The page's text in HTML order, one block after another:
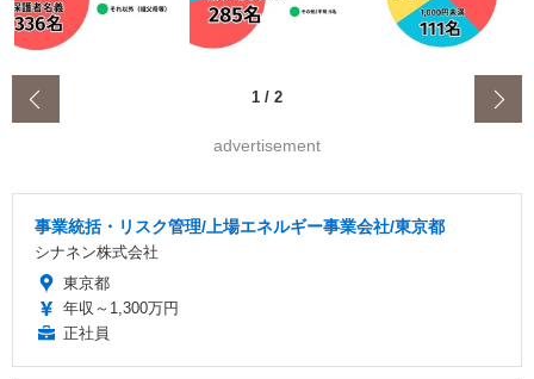
1 / 2
advertisement
事業統括・リスク管理/上場エネルギー事業会社/東京都
シナネン株式会社
東京都
年収～1,300万円
正社員